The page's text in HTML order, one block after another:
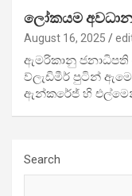
ලෝකයම
August 16, 2025
ඇමරිකානු ජනාධිපති
ව්ලැඩිමීර් පුටින්
ඇන්කරේජ් හි
Search